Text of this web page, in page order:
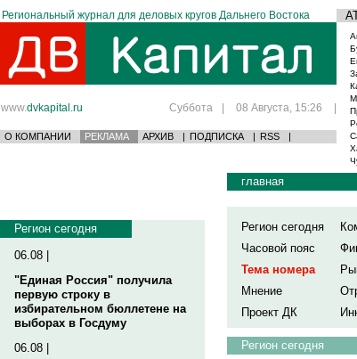
Региональный журнал для деловых кругов Дальнего Востока
www.dvkapital.ru Суббота | 08 Августа, 15:26 |
О КОМПАНИИ РЕКЛАМА АРХИВ | ПОДПИСКА | RSS |
Регион сегодня
06.08 |
"Единая Россия" получила
первую строку в
избирательном бюллетене на
выборах в Госдуму
06.08 |
главная
Регион сегодня
Часовой пояс
Тема номера
Мнение
Проект ДК
Регион сегодня